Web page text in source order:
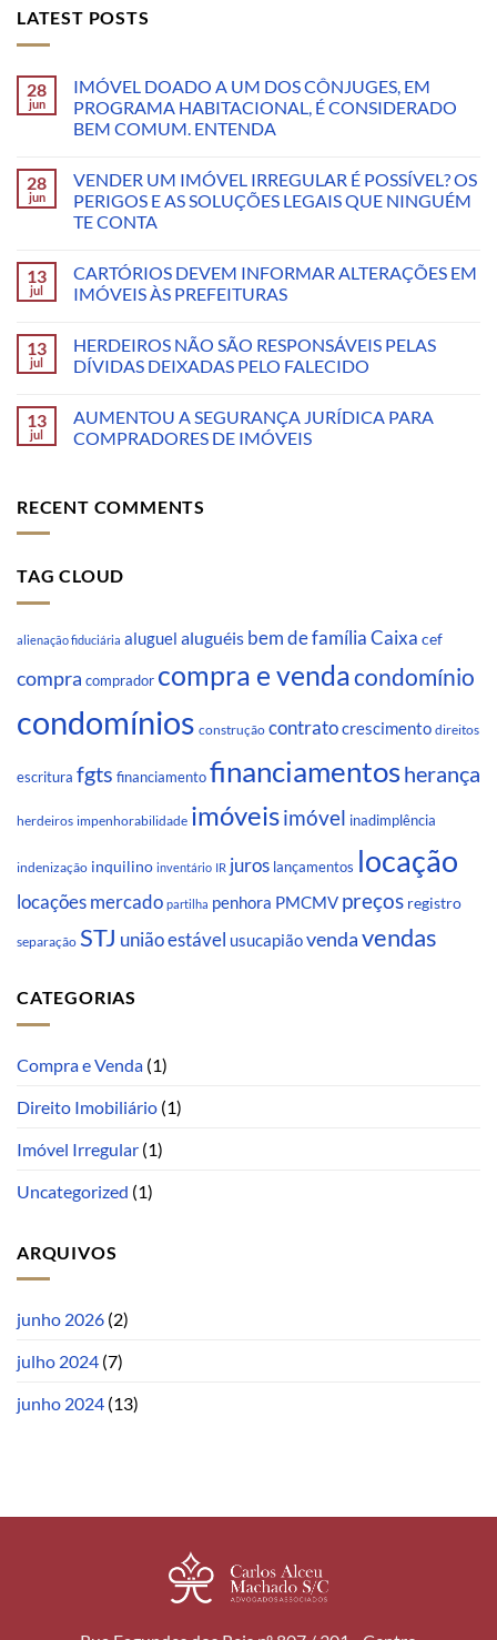
LATEST POSTS
28
jun
IMÓVEL DOADO A UM DOS CÔNJUGES, EM
PROGRAMA HABITACIONAL, É CONSIDERADO
BEM COMUM. ENTENDA
28
jun
VENDER UM IMÓVEL IRREGULAR É POSSÍVEL? OS
PERIGOS E AS SOLUÇÕES LEGAIS QUE NINGUÉM
TE CONTA
13
jul
CARTÓRIOS DEVEM INFORMAR ALTERAÇÕES EM
IMÓVEIS ÀS PREFEITURAS
13
jul
HERDEIROS NÃO SÃO RESPONSÁVEIS PELAS
DÍVIDAS DEIXADAS PELO FALECIDO
13
jul
AUMENTOU A SEGURANÇA JURÍDICA PARA
COMPRADORES DE IMÓVEIS
RECENT COMMENTS
TAG CLOUD
alienação fiduciária aluguel aluguéis bem de família Caixa cef
compra comprador compra e vendacondomínio
condomínios construção contratocrescimento direitos
escritura fgts financiamentofinanciamentosherança
herdeiros impenhorabilidade imóveisimóvel inadimplência
indenização inquilino inventário IR juros lançamentos locação
locações mercado partilha penhora PMCMV preços registro
separação STJ união estável usucapiãovendavendas
CATEGORIAS
Compra e Venda (1)
Direito Imobiliário (1)
Imóvel Irregular (1)
Uncategorized (1)
ARQUIVOS
junho 2026 (2)
julho 2024 (7)
junho 2024 (13)